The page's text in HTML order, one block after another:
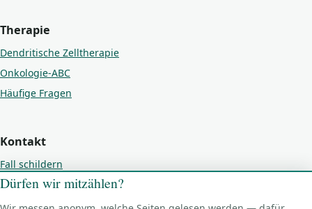
Therapie
Dendritische Zelltherapie
Onkologie-ABC
Häufige Fragen
Kontakt
Fall schildern
Kontakt
Impressum
Dürfen wir mitzählen?